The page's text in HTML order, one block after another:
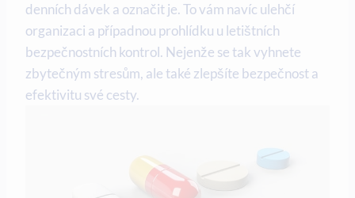
denních dávek a označit je. To vám navíc ulehčí
organizaci a případnou prohlídku u letištních
bezpečnostních kontrol. Nejenže se tak vyhnete
zbytečným stresům, ale také zlepšíte bezpečnost a
efektivitu své cesty.